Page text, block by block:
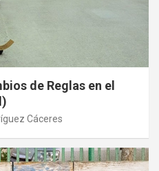
de Reglas en el
Cáceres